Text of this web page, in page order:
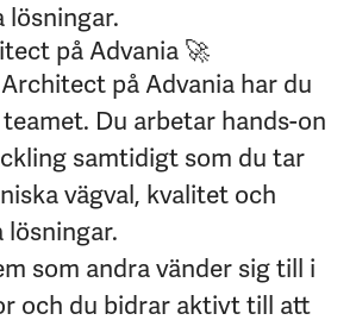
lösningar.
på Advania 🚀
på Advania har du
Du arbetar hands-on
samtidigt som du tar
vägval, kvalitet och
som andra vänder sig till i
och du bidrar aktivt till att